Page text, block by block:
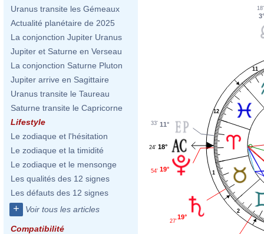
Uranus transite les Gémeaux
Actualité planétaire de 2025
La conjonction Jupiter Uranus
Jupiter et Saturne en Verseau
La conjonction Saturne Pluton
Jupiter arrive en Sagittaire
Uranus transite le Taureau
Saturne transite le Capricorne
Lifestyle
Le zodiaque et l'hésitation
Le zodiaque et la timidité
Le zodiaque et le mensonge
Les qualités des 12 signes
Les défauts des 12 signes
+ Voir tous les articles
Compatibilité
1
2
11
12
3°
18'
11°
33'
18°
24'
19°
54'
19°
27'